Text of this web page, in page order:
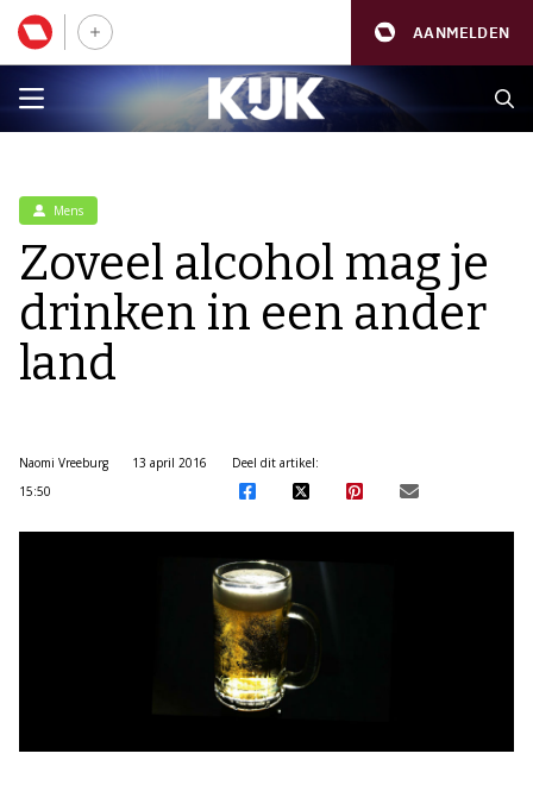
AANMELDEN
Mens
Zoveel alcohol mag je
drinken in een ander
land
Naomi Vreeburg
13 april 2016
15:50
Deel dit artikel: